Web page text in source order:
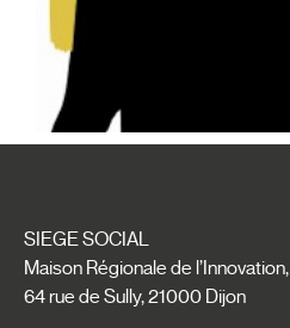
SIEGE SOCIAL
Maison Régionale de l’Innovation,
64 rue de Sully, 21000 Dijon